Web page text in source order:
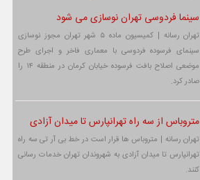
سینما فردوسی تهران نوسازی می شود
تهران رسانه | کمیسیون ماده ۵ شهر تهران مجوز نوسازی
سینمای فرسوده فردوسی با معماری فاخر و اجرای طرح
موضعی اصلاح بافت فرسوده خیابان کرمان در منطقه ۱۴ را
صادر کرد.
متروباس از سه راه تهرانپارس تا میدان آزادی
تهران رسانه | متروباس ها قرار است در خط بی آر تی سه راه
تهرانپارس تا میدان آزادی به شهروندان تهران خدمات رسانی
کنند.